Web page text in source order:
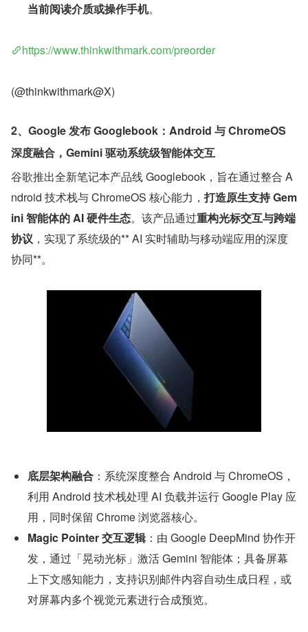
当前阅读介质或操作手机。
https://www.thinkwithmark.com/preorder
(@thinkwithmark@X)
2、Google 发布 Googlebook：Android 与 ChromeOS
深度融合，Gemini 驱动系统级智能体交互
谷歌推出全新笔记本产品线 Googlebook，旨在通过整合 A
ndroid 技术栈与 ChromeOS 核心能力， 打造原生支持 Gem
ini 智能体的 AI 硬件生态。该产品通过重构光标交互与跨端
协议 ，实现了系统级的** AI 实时辅助与移动端应用的深度
协同**。
底层架构融合 ：系统深度整合 Android 与 ChromeOS，
利用 Android 技术栈处理 AI 负载并运行 Google Play 应
用，同时保留 Chrome 浏览器核心。
Magic Pointer 交互逻辑：由 Google DeepMind 协作开
发，通过「晃动光标」激活 Gemini 智能体；具备屏幕
上下文感知能力，支持识别邮件内容自动生成日程，或
对屏幕内多个视觉元素进行合成预览。